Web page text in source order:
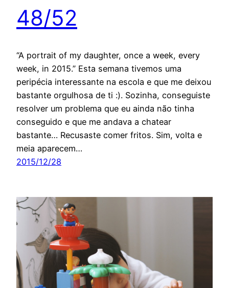
48/52
“A portrait of my daughter, once a week, every
week, in 2015.” Esta semana tivemos uma
peripécia interessante na escola e que me deixou
bastante orgulhosa de ti :). Sozinha, conseguiste
resolver um problema que eu ainda não tinha
conseguido e que me andava a chatear
bastante… Recusaste comer fritos. Sim, volta e
meia aparecem…
2015/12/28